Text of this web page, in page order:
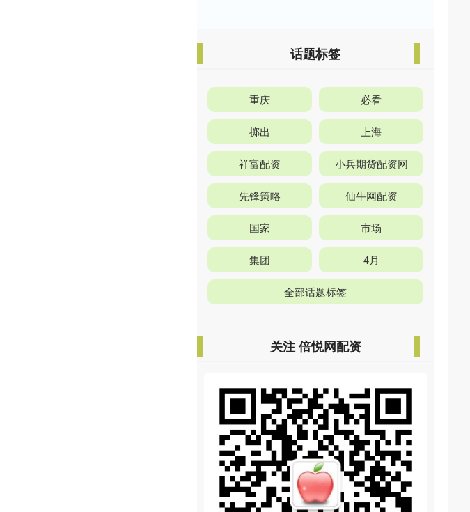
话题标签
重庆 必看
掷出 上海
祥富配资 小兵期货配资网
先锋策略 仙牛网配资
国家 市场
集团 4月
全部话题标签
关注 倍悦网配资